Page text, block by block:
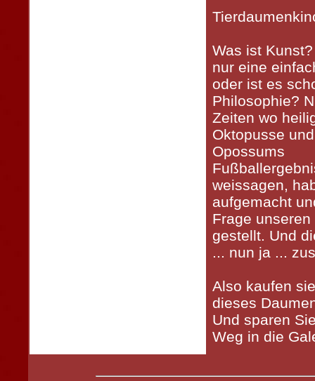
Was ist
nur eine
oder ist es
Philosophie?
Zeiten wo
Oktopusse
Opossums
weissagen,
aufgemacht
Frage unseren
gestellt. Und
... nun ja ...
Also kaufen
dieses
Und sparen
Weg in die